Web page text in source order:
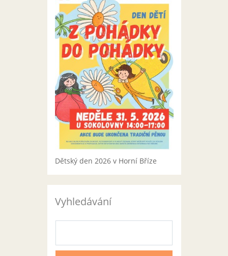
Dětský den 2026 v Horní Bříze
Vyhledávání